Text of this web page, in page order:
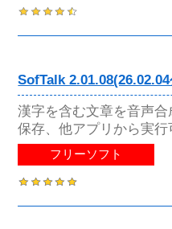
SofTalk
漢字を含む文章を音声
保存、他アプリから実行
フリーソフト